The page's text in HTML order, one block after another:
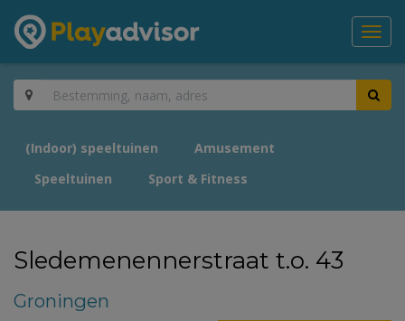
(Indoor) speeltuinen
Amusement
Speeltuinen
Sport & Fitness
Sledemenennerstraat t.o. 43
Groningen